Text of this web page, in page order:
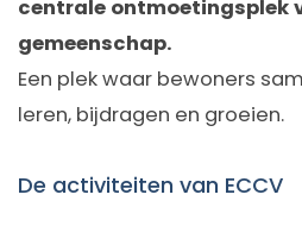
centrale ontmoetingsplek
gemeenschap.
Een plek waar bewoners
leren, bijdragen en groeien.
De activiteiten van ECCV